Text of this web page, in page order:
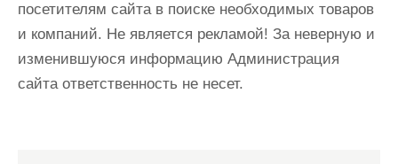
посетителям сайта в поиске необходимых товаров
и компаний. Не является рекламой! За неверную и
изменившуюся информацию Администрация
сайта ответственность не несет.